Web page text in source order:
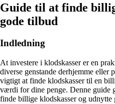
Guide til at finde
gode tilbud
Indledning
At investere i klodskasser er en
diverse genstande derhjemme eller
vigtigt at finde klodskasser til en
værdi for dine penge. Denne guide
finde billige klodskasser og